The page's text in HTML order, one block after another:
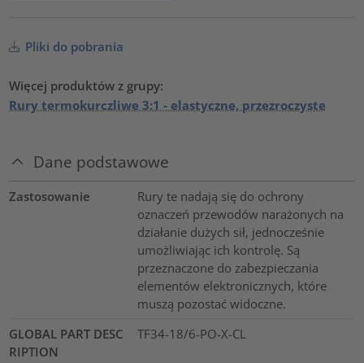
Pliki do pobrania
Więcej produktów z grupy:
Rury termokurczliwe 3:1 - elastyczne, przezroczyste
Dane podstawowe
Zastosowanie
Rury te nadają się do ochrony
oznaczeń przewodów narażonych na
działanie dużych sił, jednocześnie
umożliwiając ich kontrolę. Są
przeznaczone do zabezpieczania
elementów elektronicznych, które
muszą pozostać widoczne.
GLOBAL PART DESC
RIPTION
TF34-18/6-PO-X-CL